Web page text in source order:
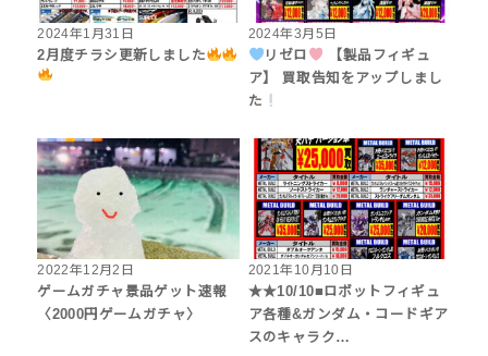
2024年1月31日
2月度チラシ更新しました
2024年3月5日
リゼロ
【製品フィギュ
ア】 買取告知をアップしまし
た
2022年12月2日
ゲームガチャ景品ゲット速報
〈2000円ゲームガチャ〉
2021年10月10日
★★10/10■ロボットフィギュ
ア各種&ガンダム・コードギア
スのキャラク…